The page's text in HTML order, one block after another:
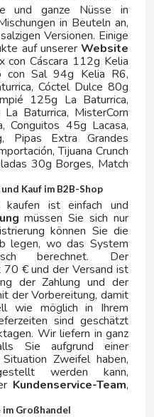
und ganze Nüsse in
in Beuteln an,
Versionen. Einige
auf unserer Website
con Cáscara 112g Kelia
con Sal 94g Kelia R6,
Cóctel Dulce 80g
125g La Baturrica,
Baturrica, MisterCorn
Conguitos 45g Lacasa,
Pipas Extra Grandes
Tijuana Crunch
30g Borges, Match
Kauf im B2B-Shop
kaufen ist einfach und
müssen Sie sich nur
können Sie die
legen, wo das System
berechnet. Der
€ und der Versand ist
der Zahlung und der
der Vorbereitung, damit
wie möglich in Ihrem
sind geschätzt
Wir liefern in ganz
Sie aufgrund einer
Zweifel haben,
werden kann,
Kundenservice-Team,
Großhandel